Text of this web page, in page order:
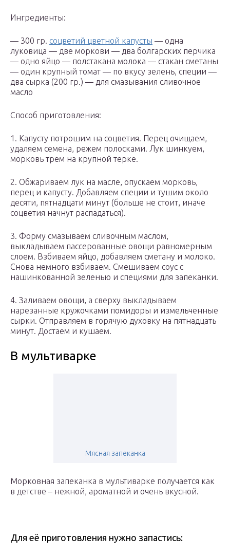
Ингредиенты:
— 300 гр. соцветий цветной капусты — одна
луковица — две моркови — два болгарских перчика
— одно яйцо — полстакана молока — стакан сметаны
— один крупный томат — по вкусу зелень, специи —
два сырка (200 гр.) — для смазывания сливочное
масло
Способ приготовления:
1. Капусту потрошим на соцветия. Перец очищаем,
удаляем семена, режем полосками. Лук шинкуем,
морковь трем на крупной терке.
2. Обжариваем лук на масле, опускаем морковь,
перец и капусту. Добавляем специи и тушим около
десяти, пятнадцати минут (больше не стоит, иначе
соцветия начнут распадаться).
3. Форму смазываем сливочным маслом,
выкладываем пассерованные овощи равномерным
слоем. Взбиваем яйцо, добавляем сметану и молоко.
Снова немного взбиваем. Смешиваем соус с
нашинкованной зеленью и специями для запеканки.
4. Заливаем овощи, а сверху выкладываем
нарезанные кружочками помидоры и измельченные
сырки. Отправляем в горячую духовку на пятнадцать
минут. Достаем и кушаем.
В мультиварке
Мясная запеканка
Морковная запеканка в мультиварке получается как
в детстве – нежной, ароматной и очень вкусной.
Для её приготовления нужно запастись: